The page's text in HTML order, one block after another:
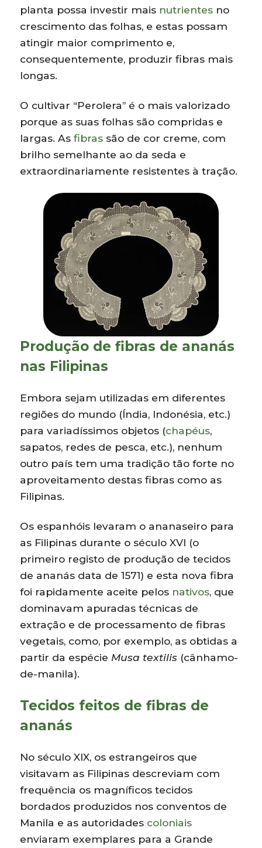
planta possa investir mais nutrientes no
crescimento das folhas, e estas possam
atingir maior comprimento e,
consequentemente, produzir fibras mais
longas.
O cultivar “Perolera” é o mais valorizado
porque as suas folhas são compridas e
largas. Asfibras são de cor creme, com
brilho semelhante ao da seda e
extraordinariamente resistentes à tração.
Produção de fibras de ananás
nas Filipinas
Embora sejam utilizadas em diferentes
regiões do mundo (Índia, Indonésia, etc.)
para variadíssimos objetos (chapéus,
sapatos, redes de pesca, etc.), nenhum
outro país tem uma tradição tão forte no
aproveitamento destas fibras como as
Filipinas.
Os espanhóis levaram o ananaseiro para
as Filipinas durante o século XVI (o
primeiro registo de produção de tecidos
de ananás data de 1571) e esta nova fibra
foi rapidamente aceite pelos nativos, que
dominavam apuradas técnicas de
extração e de processamento de fibras
vegetais, como, por exemplo, as obtidas a
partir da espécie Musa textilis (cânhamo-
de-manila).
Tecidos feitos de fibras de
ananás
No século XIX, os estrangeiros que
visitavam as Filipinas descreviam com
frequência os magníficos tecidos
bordados produzidos nos conventos de
Manila e as autoridades coloniais
enviaram exemplares para a Grande